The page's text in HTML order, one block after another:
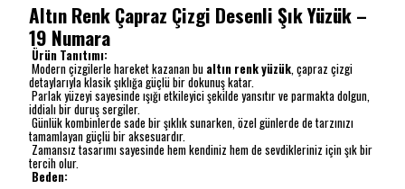
Altın Renk Çapraz Çizgi Desenli Şık Yüzük –
19 Numara
Ürün Tanıtımı:
Modern çizgilerle hareket kazanan bu altın renk yüzük, çapraz çizgi
detaylarıyla klasik şıklığa güçlü bir dokunuş katar.
Parlak yüzeyi sayesinde ışığı etkileyici şekilde yansıtır ve parmakta dolgun,
iddialı bir duruş sergiler.
Günlük kombinlerde sade bir şıklık sunarken, özel günlerde de tarzınızı
tamamlayan güçlü bir aksesuardır.
Zamansız tasarımı sayesinde hem kendiniz hem de sevdikleriniz için şık bir
tercih olur.
Beden: